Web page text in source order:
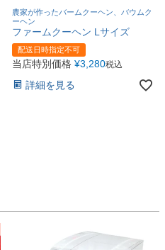
農家が作ったバームクーヘン、バウムク
ーヘン
ファームクーヘン Lサイズ
配送日時指定不可
当店特別価格 ¥3,280税込
詳細を見る